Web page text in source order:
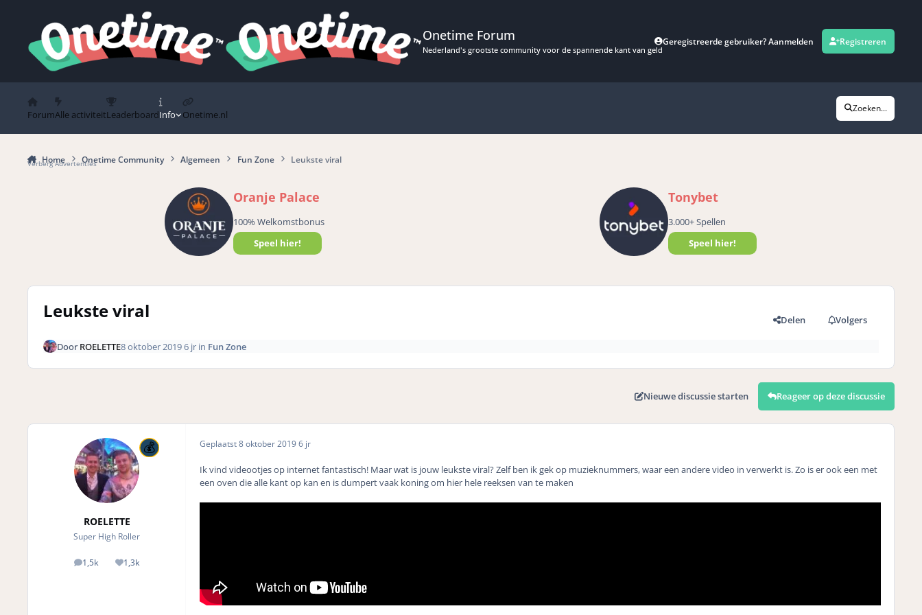
Onetime Forum
Nederland's grootste community voor de spannende kant van geld
Geregistreerde gebruiker? Aanmelden Registreren
ForumAlle activiteitLeaderboardInfo Onetime.nl
Zoeken...
Home Onetime Community Algemeen Fun Zone Leukste viral
Verberg Advertenties
Oranje Palace
100% Welkomstbonus
Speel hier!
Tonybet
3.000+ Spellen
Speel hier!
Leukste viral Delen Volgers
DoorROELETTE8 oktober 20196 jrin Fun Zone
Nieuwe discussie starten Reageer op deze discussie
ROELETTE
Super High Roller
1,5k
posts 1,3k
Reputation
Geplaatst8 oktober 20196 jr
Ik vind videootjes op internet fantastisch! Maar wat is jouw leukste viral? Zelf ben ik gek op muzieknummers, waar een andere video in verwerkt is. Zo is er ook een met
een oven die alle kant op kan en is dumpert vaak koning om hier hele reeksen van te maken